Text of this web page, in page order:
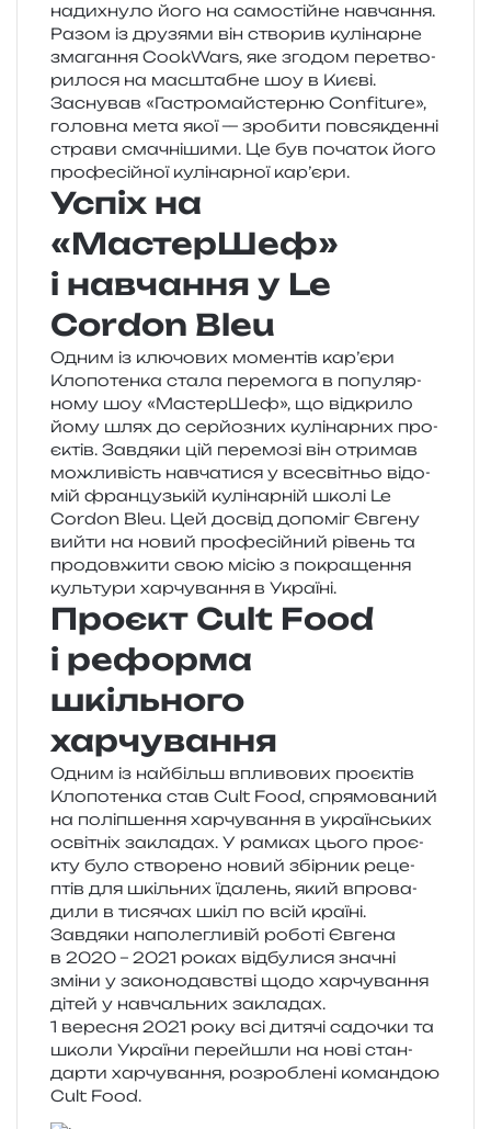
нади­хну­ло його на само­стій­не навча­н­ня.
Разом із дру­зя­ми він ство­рив кулі­нар­не
зма­га­н­ня CookWars, яке зго­дом пере­тво­
ри­ло­ся на мас­шта­бне шоу в Києві.
Заснував «Гастромайстерню Confiture»,
голов­на мета якої — зро­би­ти пов­сяк­ден­ні
стра­ви сма­чні­ши­ми. Це був поча­ток його
про­фе­сій­ної кулі­нар­ної кар’єри.
Успіх на
«МастерШеф»
і навчання у Le
Cordon Bleu
Одним із клю­чо­вих момен­тів кар’є­ри
Клопотенка стала пере­мо­га в попу­ляр­
но­му шоу «МастерШеф», що від­кри­ло
йому шлях до сер­йо­зних кулі­нар­них про­
є­ктів. Завдяки цій пере­мо­зі він отри­мав
можли­вість навча­ти­ся у все­сві­тньо відо­
мій фран­цузь­кій кулі­нар­ній школі Le
Cordon Bleu. Цей досвід допо­міг Євгену
вийти на новий про­фе­сій­ний рівень та
про­дов­жи­ти свою місію з покра­ще­н­ня
куль­ту­ри хар­чу­ва­н­ня в Україні.
Проєкт Cult Food
і реформа
шкільного
харчування
Одним із най­більш впли­во­вих про­є­ктів
Клопотенка став Cult Food, спря­мо­ва­ний
на полі­пше­н­ня хар­чу­ва­н­ня в укра­їн­ських
осві­тніх закла­дах. У рам­ках цього про­є­
кту було ство­ре­но новий збір­ник реце­
птів для шкіль­них їда­лень, який впро­ва­
ди­ли в тися­чах шкіл по всій кра­ї­ні.
Завдяки напо­ле­гли­вій робо­ті Євгена
в 2020 – 2021 роках від­бу­ли­ся зна­чні
зміни у зако­но­дав­стві щодо хар­чу­ва­н­ня
дітей у навчаль­них закладах.
1 вере­сня 2021 року всі дитя­чі садо­чки та
школи України пере­йшли на нові стан­
дар­ти хар­чу­ва­н­ня, роз­ро­бле­ні коман­дою
Cult Food.